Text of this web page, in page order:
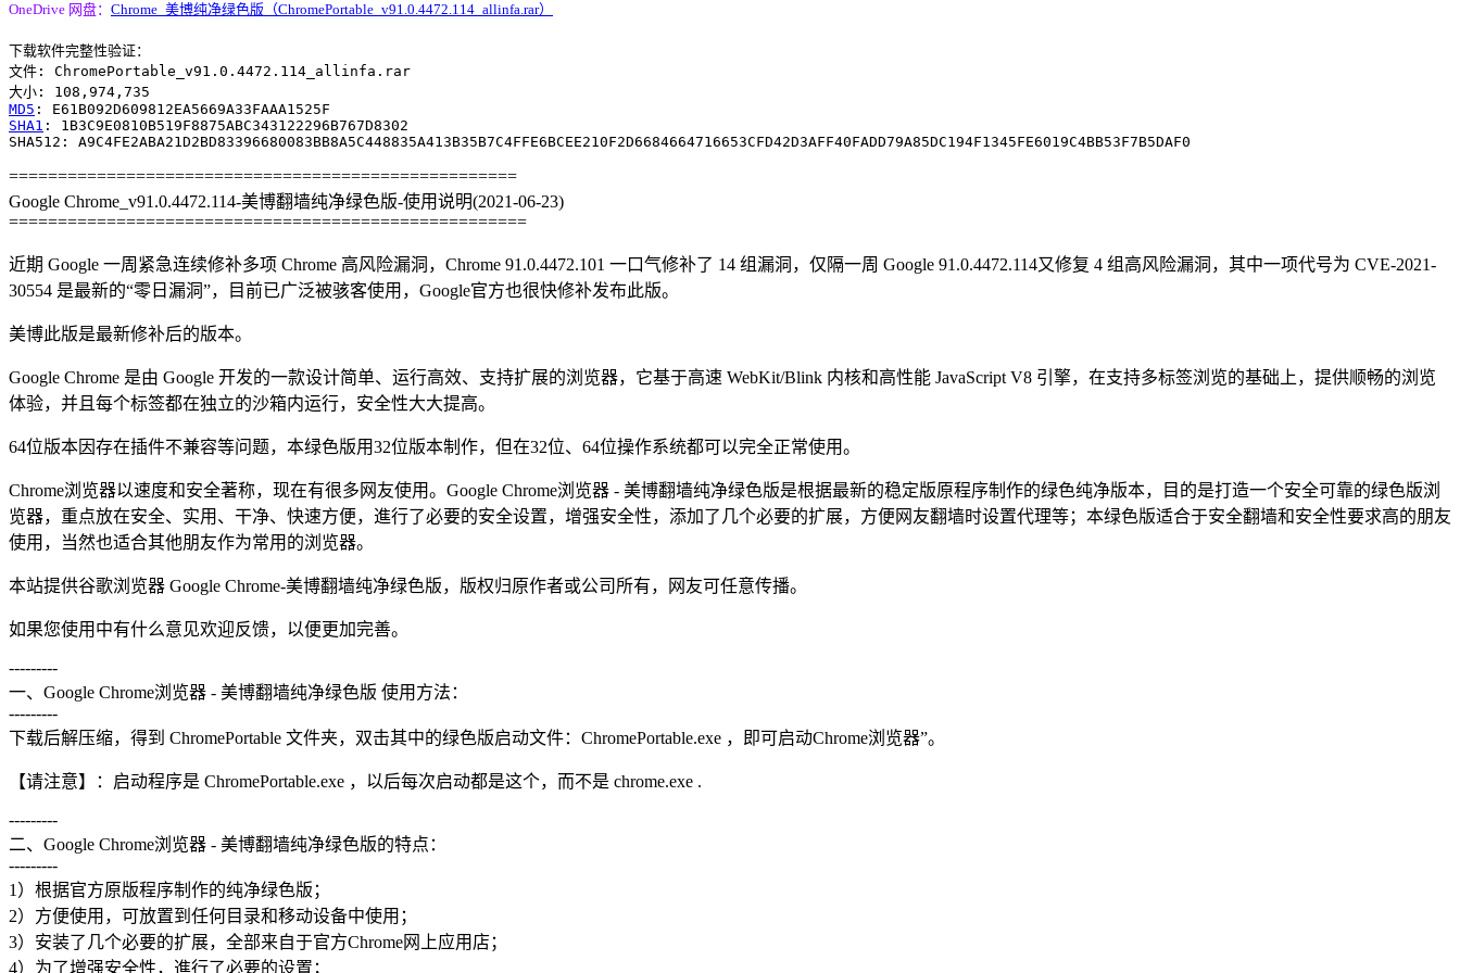
OneDrive 网盘： Chrome_美博纯净绿色版（ChromePortable_v91.0.4472.114_allinfa.rar）
下载软件完整性验证：
文件: ChromePortable_v91.0.4472.114_allinfa.rar
MD5
SHA1 : 1B3C9E0810B519F8875ABC343122296B767D8302
====================================================
Google Chrome_v91.0.4472.114-美博翻墙纯净绿色版-使用说明(2021-06-23)
=====================================================
近期 Google 一周紧急连续修补多项 Chrome 高风险漏洞，Chrome 91.0.4472.101 一口气修补了 14 组漏洞，仅隔一周 Google 91.0.4472.114又修复 4 组高风险漏洞，其中一项代号为 CVE-2021-
30554 是最新的“零日漏洞”，目前已广泛被骇客使用，Google官方也很快修补发布此版。
美博此版是最新修补后的版本。
Google Chrome 是由 Google 开发的一款设计简单、运行高效、支持扩展的浏览器，它基于高速 WebKit/Blink 内核和高性能 JavaScript V8 引擎，在支持多标签浏览的基础上，提供顺畅的浏览
体验，并且每个标签都在独立的沙箱内运行，安全性大大提高。
64位版本因存在插件不兼容等问题，本绿色版用32位版本制作，但在32位、64位操作系统都可以完全正常使用。
Chrome浏览器以速度和安全著称，现在有很多网友使用。Google Chrome浏览器 - 美博翻墙纯净绿色版是根据最新的稳定版原程序制作的绿色纯净版本，目的是打造一个安全可靠的绿色版浏
览器，重点放在安全、实用、干净、快速方便，進行了必要的安全设置，增强安全性，添加了几个必要的扩展，方便网友翻墙时设置代理等；本绿色版适合于安全翻墙和安全性要求高的朋友
使用，当然也适合其他朋友作为常用的浏览器。
本站提供谷歌浏览器 Google Chrome-美博翻墙纯净绿色版，版权归原作者或公司所有，网友可任意传播。
如果您使用中有什么意见欢迎反馈，以便更加完善。
---------
一、Google Chrome浏览器 - 美博翻墙纯净绿色版 使用方法：
---------
下载后解压缩，得到 ChromePortable 文件夹，双击其中的绿色版启动文件：ChromePortable.exe ，即可启动Chrome浏览器”。
【请注意】：启动程序是 ChromePortable.exe ，以后每次启动都是这个，而不是 chrome.exe .
---------
二、Google Chrome浏览器 - 美博翻墙纯净绿色版的特点：
---------
1）根据官方原版程序制作的纯净绿色版；
2）方便使用，可放置到任何目录和移动设备中使用；
3）安装了几个必要的扩展，全部来自于官方Chrome网上应用店；
4）为了增强安全性，進行了必要的设置；